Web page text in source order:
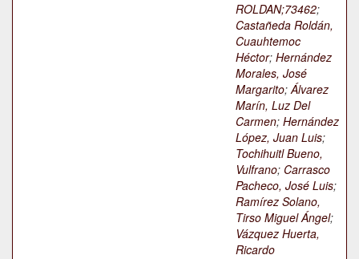
ROLDAN;73462;
Castañeda Roldán,
Cuauhtemoc
Héctor; Hernández
Morales, José
Margarito;Álvarez
Marín, Luz Del
Carmen; Hernández
López, Juan Luis;
Tochihuitl Bueno,
Vulfrano; Carrasco
Pacheco, José Luis;
Ramírez Solano,
Tirso Miguel Ángel;
Vázquez Huerta,
Ricardo